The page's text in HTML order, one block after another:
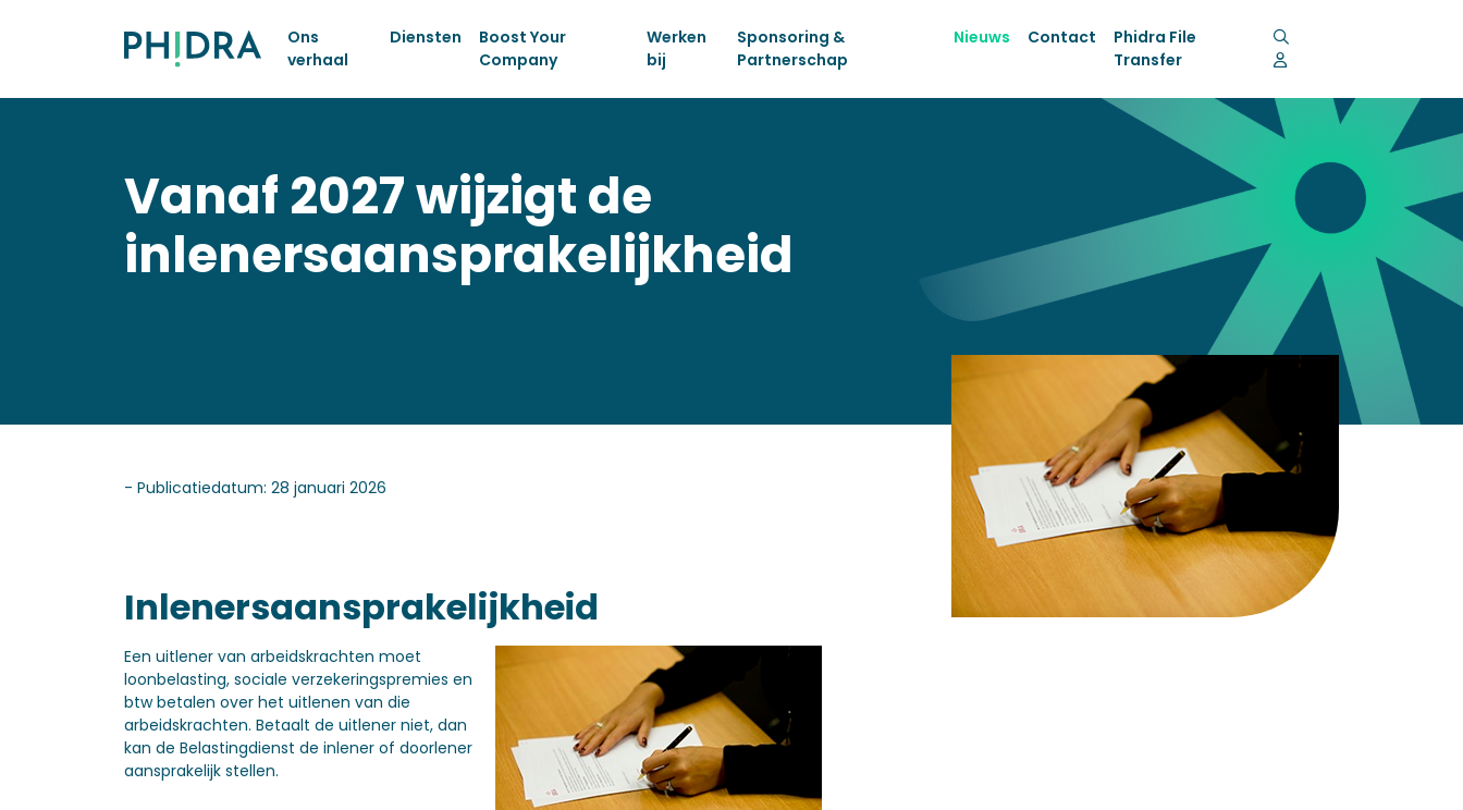
Ons
verhaal
Diensten
Boost Your
Company
Werken
bij
Sponsoring &
Partnerschap
Nieuws Contact
Phidra File
Transfer
Vanaf 2027 wijzigt de
inlenersaansprakelijkheid
- Publicatiedatum: 28 januari 2026
Inlenersaansprakelijkheid
Een uitlener van arbeidskrachten moet
loonbelasting, sociale verzekeringspremies en
btw betalen over het uitlenen van die
arbeidskrachten. Betaalt de uitlener niet, dan
kan de Belastingdienst de inlener of doorlener
aansprakelijk stellen.